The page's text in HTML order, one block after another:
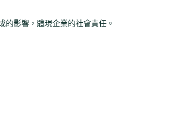
的影響，體現企業的社會責任。